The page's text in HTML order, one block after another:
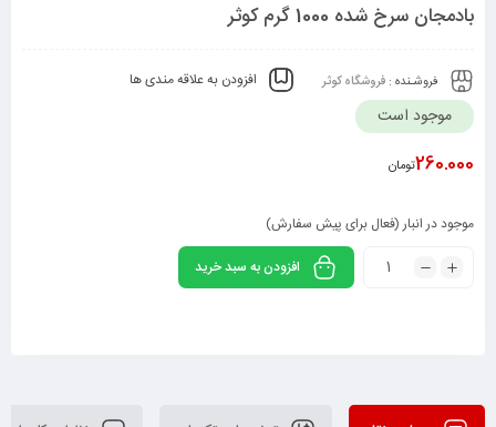
بادمجان سرخ شده 1000 گرم کوثر
فروشـنده : فروشگاه کوثر افزودن به علاقه مندی ها
موجود است
260.000تومان
موجود در انبار (فعال برای پیش سفارش)
افزودن به سبد خرید